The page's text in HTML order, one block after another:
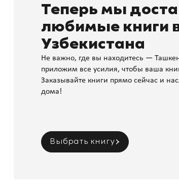
Теперь мы
любимые книги
Узбекистана
Не важно, где вы находитесь —
приложим все усилия, чтобы ваша
Заказывайте книги прямо сейчас и
дома!
Выбрать книгу